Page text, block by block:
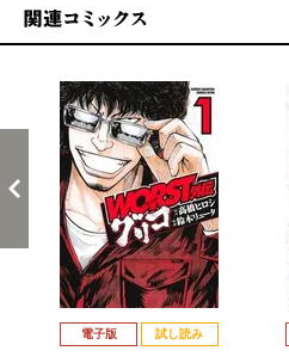
電子版 試し読み